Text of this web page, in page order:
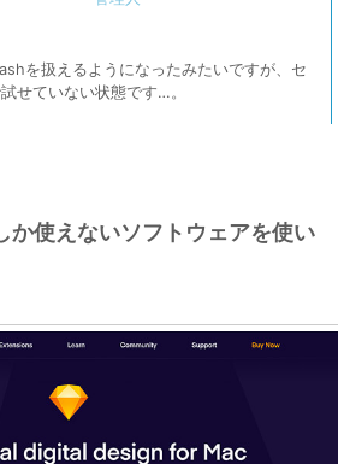
を扱えるようになったみたいですが、セ
せていない状態です…。
か使えないソフトウェアを使い